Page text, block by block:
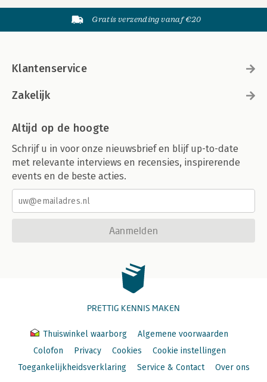
Gratis verzending vanaf €20
Klantenservice
Zakelijk
Altijd op de hoogte
Schrijf u in voor onze nieuwsbrief en blijf up-to-date
met relevante interviews en recensies, inspirerende
events en de beste acties.
Aanmelden
PRETTIG KENNIS MAKEN
Thuiswinkel waarborg
Algemene voorwaarden
Colofon
Privacy Cookies
Cookie instellingen
Toegankelijkheidsverklaring
Service & Contact Over ons